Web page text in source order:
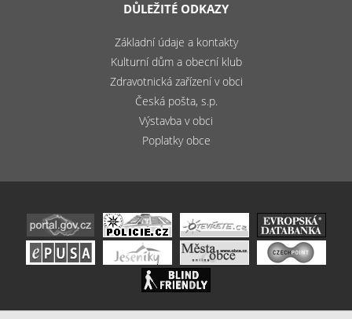
DŮLEŽITÉ ODKAZY
Základní údaje a kontakty
Kulturní dům a obecní klub
Zdravotnická zařízení v obci
Česká pošta, s.p.
Výstavba v obci
Poplatky obce